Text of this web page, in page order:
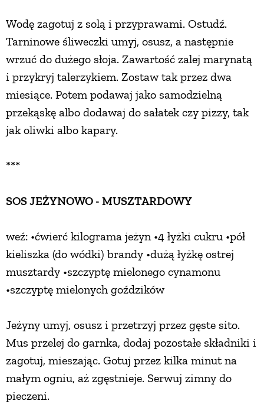
Wodę zagotuj z solą i przyprawami. Ostudź.
Tarninowe śliweczki umyj, osusz, a następnie
wrzuć do dużego słoja. Zawartość zalej marynatą
i przykryj talerzykiem. Zostaw tak przez dwa
miesiące. Potem podawaj jako samodzielną
przekąskę albo dodawaj do sałatek czy pizzy, tak
jak oliwki albo kapary.
***
SOS JEŻYNOWO - MUSZTARDOWY
weź: •ćwierć kilograma jeżyn •4 łyżki cukru •pół
kieliszka (do wódki) brandy •dużą łyżkę ostrej
musztardy •szczyptę mielonego cynamonu
•szczyptę mielonych goździków
Jeżyny umyj, osusz i przetrzyj przez gęste sito.
Mus przelej do garnka, dodaj pozostałe składniki i
zagotuj, mieszając. Gotuj przez kilka minut na
małym ogniu, aż zgęstnieje. Serwuj zimny do
pieczeni.